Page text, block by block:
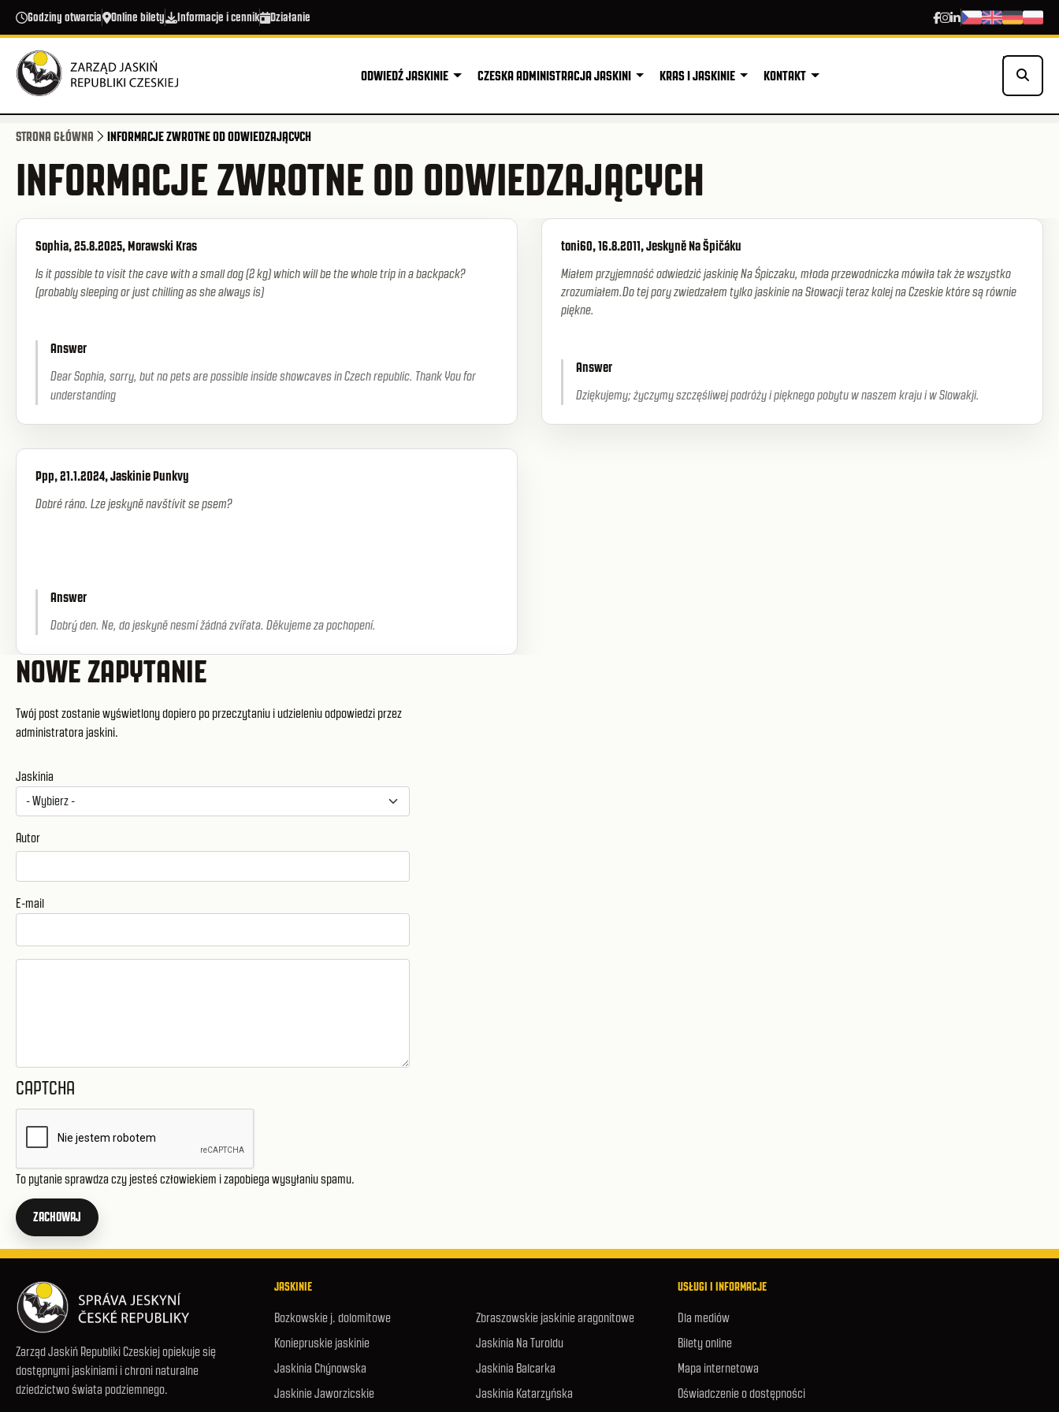
Przejdź do treści
Godziny otwarcia Online bilety Informacje i cennik Działanie
ODWIEDŹ JASKINIE CZESKA ADMINISTRACJA JASKINI KRAS I JASKINIE KONTAKT
Hledat
STRONA GŁÓWNA INFORMACJE ZWROTNE OD ODWIEDZAJĄCYCH
INFORMACJE ZWROTNE OD ODWIEDZAJĄCYCH
Sophia, 25.8.2025, Morawski Kras
Is it possible to visit the cave with a small dog (2 kg) which will be the whole trip in a backpack?
(probably sleeping or just chilling as she always is)
Answer
Dear Sophia, sorry, but no pets are possible inside showcaves in Czech republic. Thank You for
understanding
Ppp, 21.1.2024, Jaskinie Punkvy
Dobré ráno. Lze jeskyně navštívit se psem?
Answer
Dobrý den. Ne, do jeskyně nesmí žádná zvířata. Děkujeme za pochopení.
toni60, 16.8.2011, Jeskyně Na Špičáku
Miałem przyjemność odwiedzić jaskinię Na Śpiczaku, młoda przewodniczka mówiła tak że wszystko
zrozumiałem.Do tej pory zwiedzałem tylko jaskinie na Słowacji teraz kolej na Czeskie które są równie
piękne.
Answer
Dziękujemy; życzymy szczęśliwej podróży i pięknego pobytu w naszem kraju i w Slowakji.
NOWE ZAPYTANIE
Twój post zostanie wyświetlony dopiero po przeczytaniu i udzieleniu odpowiedzi przez
administratora jaskini.
Jaskinia
Autor
E-mail
CAPTCHA
To pytanie sprawdza czy jesteś człowiekiem i zapobiega wysyłaniu spamu.
ZACHOWAJ
Zarząd Jaskiń Republiki Czeskiej opiekuje się
dostępnymi jaskiniami i chroni naturalne
dziedzictwo świata podziemnego.
JASKINIE
Bozkowskie j. dolomitowe
Koniepruskie jaskinie
Jaskinia Chýnowska
Jaskinie Jaworzicskie
Zbraszowskie jaskinie aragonitowe
Jaskinia Na Turoldu
Jaskinia Balcarka
Jaskinia Katarzyńska
USŁUGI I INFORMACJE
Dla mediów
Bilety online
Mapa internetowa
Oświadczenie o dostępności